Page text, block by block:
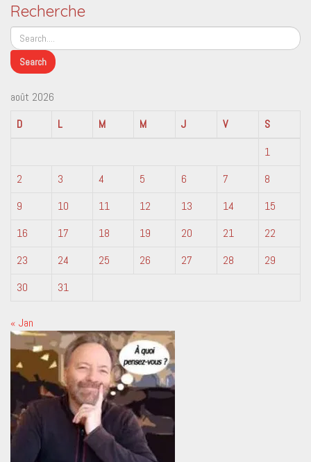
Recherche
août 2026
D
L M M J V
S
1
2
3 4 5 6 7
8
9
10 11 12 13 14
15
16
17 18 19 20 21
22
23
24 25 26 27 28
29
30
31
« Jan